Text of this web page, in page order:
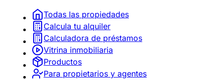
Todas las propiedades
Calcula tu alquiler
Calculadora de préstamos
Vitrina inmobiliaria
Productos
Para propietarios y agentes